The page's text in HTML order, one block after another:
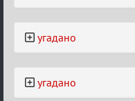
угадано
угадано